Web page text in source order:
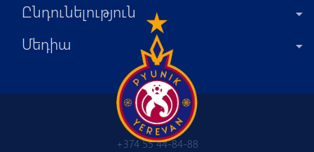
Ընդունելություն
Մեդիա
+374 55 44-84-88